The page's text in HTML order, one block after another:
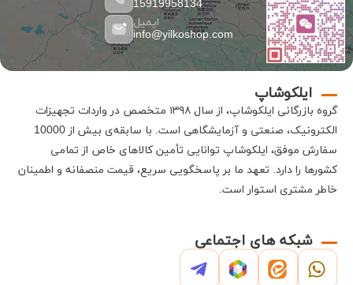
15919958134
ایمیل
info@yilkoshop.com
ایلکوشاپ
گروه بازرگانی ایلکوشاپ
، از سال ۱۳۹۸ متخصص در واردات تجهیزات
الکترونیک، صنعتی و آزمایشگاهی است.
با سابقه‌ی بیش از 10000
سفارش موفق، ایلکوشاپ توانایی تأمین کالاهای خاص از تمامی
کشورها را دارد. تعهد ما بر پاسخگویی سریع، قیمت منصفانه و اطمینان
خاطر مشتری استوار است.
شبکه های اجتماعی